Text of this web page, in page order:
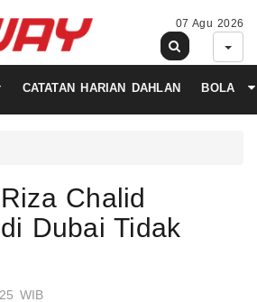
07 Agu 2026
CATATAN HARIAN DAHLAN BOLA
Chalid
Dubai Tidak
WIB